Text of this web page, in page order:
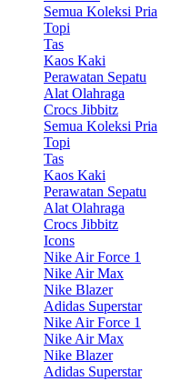
Semua Koleksi Pria
Topi
Tas
Kaos Kaki
Perawatan Sepatu
Alat Olahraga
Crocs Jibbitz
Semua Koleksi Pria
Topi
Tas
Kaos Kaki
Perawatan Sepatu
Alat Olahraga
Crocs Jibbitz
Icons
Nike Air Force 1
Nike Air Max
Nike Blazer
Adidas Superstar
Nike Air Force 1
Nike Air Max
Nike Blazer
Adidas Superstar